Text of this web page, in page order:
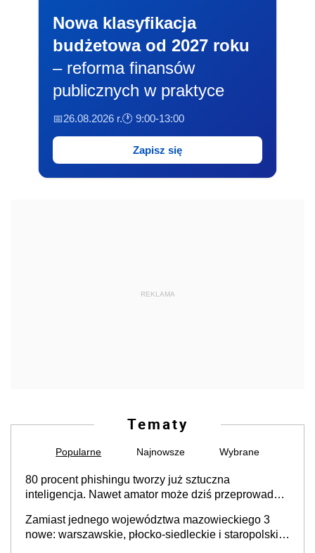
Nowa klasyfikacja
budżetowa od 2027 roku
– reforma finansów
publicznych w praktyce
📅26.08.2026 r.🕐 9:00-13:00
Zapisz się
REKLAMA
Tematy
Popularne Najnowsze Wybrane
80 procent phishingu tworzy już sztuczna
inteligencja. Nawet amator może dziś przeprowadzić
Zamiast jednego województwa mazowieckiego 3
nowe: warszawskie, płocko-siedleckie i staropolskie.